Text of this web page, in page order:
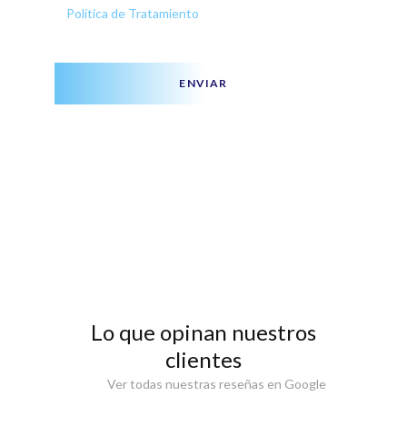
Política de Tratamiento
ENVIAR
Lo que opinan nuestros
clientes
Ver todas nuestras reseñas en Google